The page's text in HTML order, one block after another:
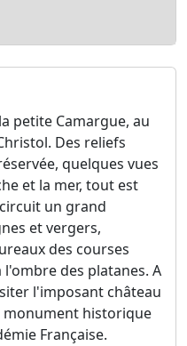
petite Camargue, au
Des reliefs
quelques vues
et la mer, tout est
un grand
et vergers,
des courses
des platanes. A
l'imposant château
monument historique
Française.